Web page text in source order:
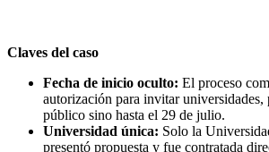
Claves del caso
Fecha de inicio oculto: El proceso
autorización para invitar universidades,
público sino hasta el 29 de julio.
Universidad única: Solo la
presentó propuesta y fue contratada